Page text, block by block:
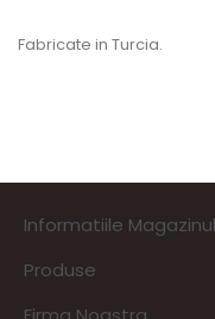
Fabricate in Turcia.
Informatiile
Produse